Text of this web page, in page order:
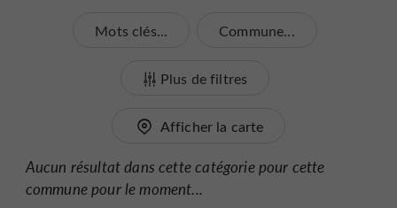
Mots clés... Commune...
Plus de filtres
Afficher la carte
Aucun résultat dans cette catégorie pour cette
commune pour le moment...